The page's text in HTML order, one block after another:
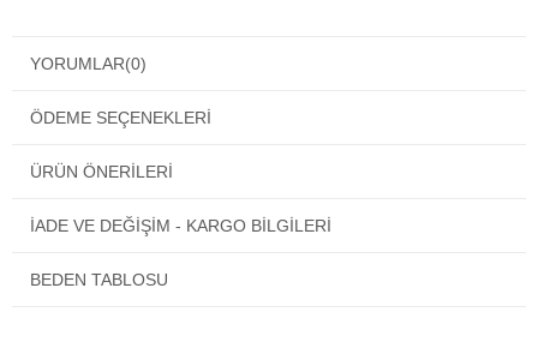
Kısa kollu mayo
Bu harika yarım kapalı mayo modeli özeldir.
Satın alacağınızkapalı mayopaketinden tüm parçaları
modelinden kendi kumaşına özel kumaş özelliği içeren bir kart
YORUMLAR(0)
ÖDEME SEÇENEKLERI
ÜRÜN ÖNERILERI
İADE VE DEĞİŞİM - KARGO BİLGİLERİ
BEDEN TABLOSU